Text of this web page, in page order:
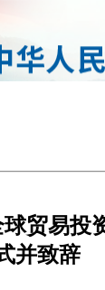
贸易投
并致辞